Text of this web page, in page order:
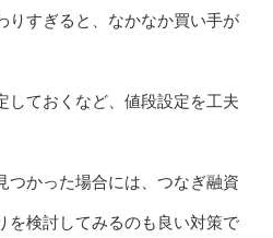
りすぎると、なかなか買い手が
しておくなど、値段設定を工夫
つかった場合には、つなぎ融資
を検討してみるのも良い対策で